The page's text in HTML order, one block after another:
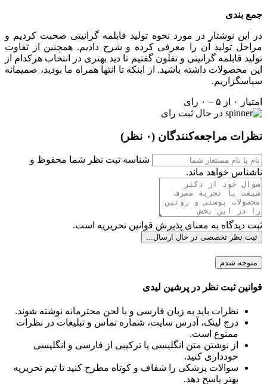
جمع بندی
در این نوشتار در مورد نحوه تولید قابلمه گرانیتی صحبت کردیم و
مراحل تولید آن را معرفی کرده و شرح دادیم. همچنین از تفاوت
تولید قابلمه گرانیتی و تفلون گفتیم تا دید بهتری در انتخاب هرکدام از
این محصولات داشته باشید. از اینکه تا انتها همراه ما بودید، صمیمانه
سپاسگزاریم.
امتیاز ۰ از ۵ – ۰ رای
در حال ثبت رای
نظرات مراجعه‌کنندگان (۰ نظر)
شناسه ثبت نظر شما محفوظ و
ناشناس خواهد ماند.
ثبت دیدگاه به معنای پذیرش قوانین تحریریه است.
ثبت نظر تخصصی در حال ارسال...
متوجه شدم
قوانین ثبت نظر در پرشین لیدی
نظرات باید به زبان فارسی و با لحن محترمانه نوشته شوند.
درج لینک، آدرس سایت، شماره تماس و تبلیغات در نظرات
ممنوع است.
از نوشتن متن انگلیسی یا ترکیبی از فارسی و انگلیسی
خودداری کنید.
سوالات پزشکی را شفاف و کوتاه مطرح کنید تا تیم تحریریه
بهتر پاسخ دهد.